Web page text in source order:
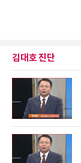
김대호 진단